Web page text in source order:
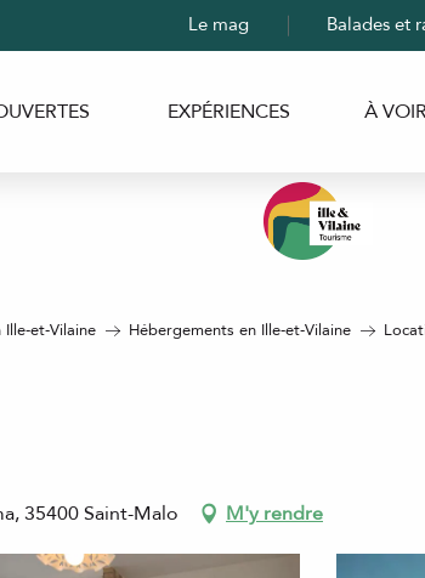
Le mag Balades et
EXPÉRIENCES À
et-Vilaine Hébergements en Ille-et-Vilaine
35400 Saint-Malo M'y rendre